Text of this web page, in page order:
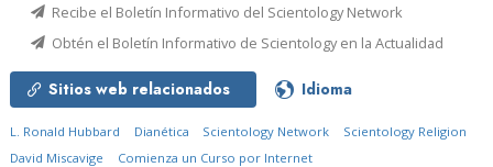
Recibe el Boletín Informativo del Scientology Network
Obtén el Boletín Informativo de Scientology en la Actualidad
Sitios web relacionados Idioma
L. Ronald Hubbard Dianética Scientology Network
Scientology Religion
David Miscavige
Comienza un Curso por Internet